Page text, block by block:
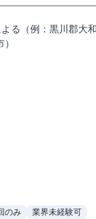
る（例：黒川郡大
のみ 業界未経験可